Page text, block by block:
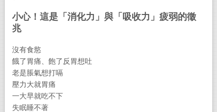
小心！這是「消化力」與「吸收力」疲弱的徵
兆
沒有食慾
餓了胃痛、飽了反胃想吐
老是脹氣想打嗝
壓力大就胃痛
一大早就吃不下
失眠睡不著